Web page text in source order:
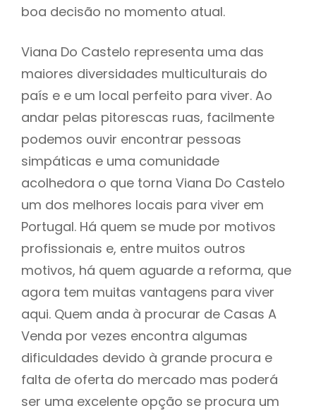
boa decisão no momento atual.
Viana Do Castelo representa uma das
maiores diversidades multiculturais do
país e e um local perfeito para viver. Ao
andar pelas pitorescas ruas, facilmente
podemos ouvir encontrar pessoas
simpáticas e uma comunidade
acolhedora o que torna Viana Do Castelo
um dos melhores locais para viver em
Portugal. Há quem se mude por motivos
profissionais e, entre muitos outros
motivos, há quem aguarde a reforma, que
agora tem muitas vantagens para viver
aqui. Quem anda à procurar de Casas A
Venda por vezes encontra algumas
dificuldades devido à grande procura e
falta de oferta do mercado mas poderá
ser uma excelente opção se procura um